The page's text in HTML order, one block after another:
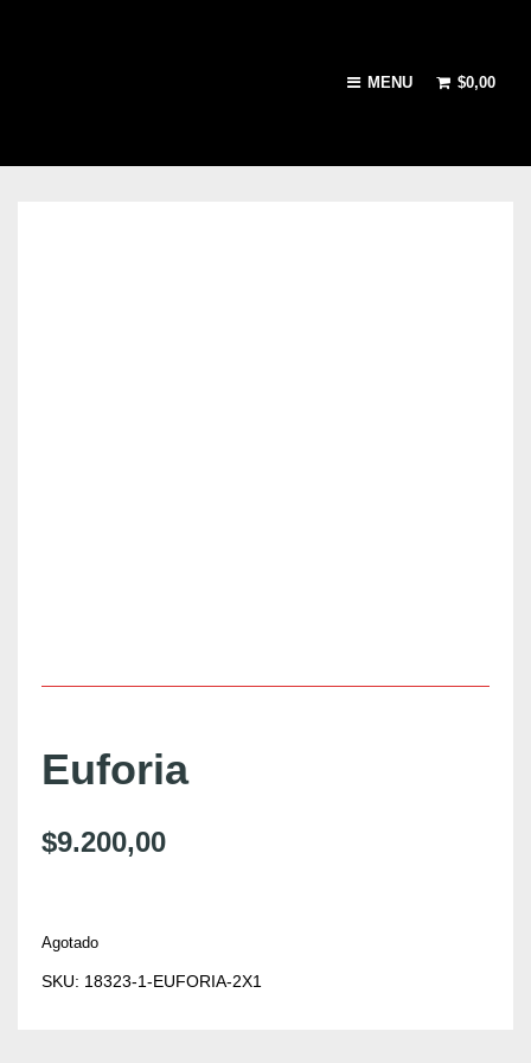
MENU $0,00
Euforia
$9.200,00
Agotado
SKU: 18323-1-EUFORIA-2X1